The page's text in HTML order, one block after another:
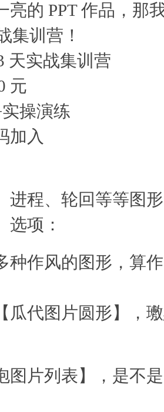
亮的 PPT 作品，那
集训营！
天实战集训营
元
操演练
加入
进程、轮回等等图
选项：
种作风的图形，算
瓜代图片圆形】，
图片列表】，是不